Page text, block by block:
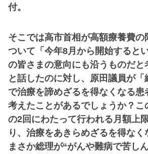
付。
そこでは高市首相が高額療養費の
ついて「今年8月から開始すると
の皆さまの意向にも沿うものだと
と話したのに対し、原田議員が「
で治療を諦めざるを得なくなる患
考えたことがあるでしょうか？こ
の2回にわたって行われる月額上
り、治療をあきらめざるを得なく
まさか総理が“がんや難病で苦し